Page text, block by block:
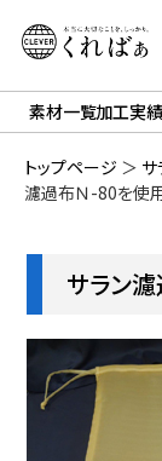
素材一覧加工実績
トップページ ＞ サ
濾過布Ｎ-80を使
サラン